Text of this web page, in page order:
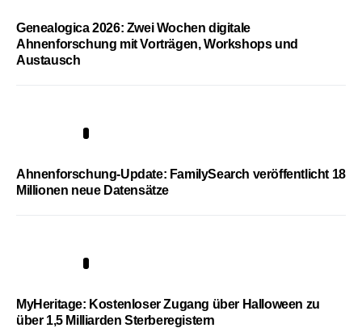
Genealogica 2026: Zwei Wochen digitale
Ahnenforschung mit Vorträgen, Workshops und
Austausch
Ahnenforschung-Update: FamilySearch veröffentlicht 18
Millionen neue Datensätze
MyHeritage: Kostenloser Zugang über Halloween zu
über 1,5 Milliarden Sterberegistern